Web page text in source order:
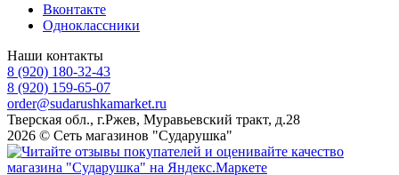
Вконтакте
Одноклассники
Наши контакты
8 (920) 180-32-43
8 (920) 159-65-07
order@sudarushkamarket.ru
Тверская обл., г.Ржев, Муравьевский тракт, д.28
2026 © Сеть магазинов "Сударушка"